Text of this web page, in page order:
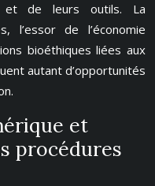
et de leurs outils. La
l’essor de l’économie
bioéthiques liées aux
autant d’opportunités
et
procédures